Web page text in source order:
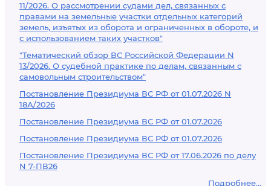
11/2026. О рассмотрении судами дел, связанных с
правами на земельные участки отдельных категорий
земель, изъятых из оборота и ограниченных в обороте, и
с использованием таких участков"
"Тематический обзор ВС Российской Федерации N
13/2026. О судебной практике по делам, связанным с
самовольным строительством"
Постановление Президиума ВС РФ от 01.07.2026 N
18А/2026
Постановление Президиума ВС РФ от 01.07.2026
Постановление Президиума ВС РФ от 01.07.2026
Постановление Президиума ВС РФ от 17.06.2026 по делу
N 7-ПВ26
Подробнее...